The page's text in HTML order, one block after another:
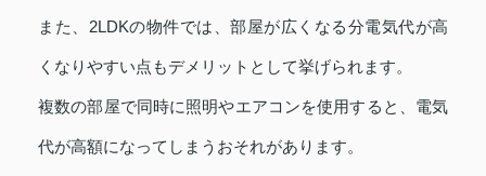
また、2LDKの物件では、部屋が広くなる分電気代が高
くなりやすい点もデメリットとして挙げられます。
複数の部屋で同時に照明やエアコンを使用すると、電気
代が高額になってしまうおそれがあります。